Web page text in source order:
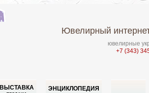
Ювелирный
ювелирные
+7 (343)
ВЫСТАВКА ЭНЦИКЛОПЕДИЯ